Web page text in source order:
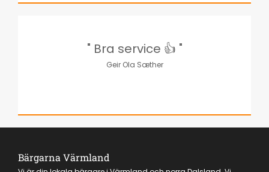
" Bra service 👍 "
Geir Ola Sæther
Bärgarna Värmland